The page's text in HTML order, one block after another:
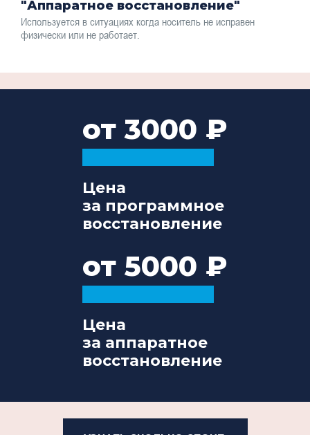
"Аппаратное восстановление"
Используется в ситуациях когда носитель не исправен
физически или не работает.
от 3000
Цена
за программное
восстановление
от 5000
Цена
за аппаратное
восстановление